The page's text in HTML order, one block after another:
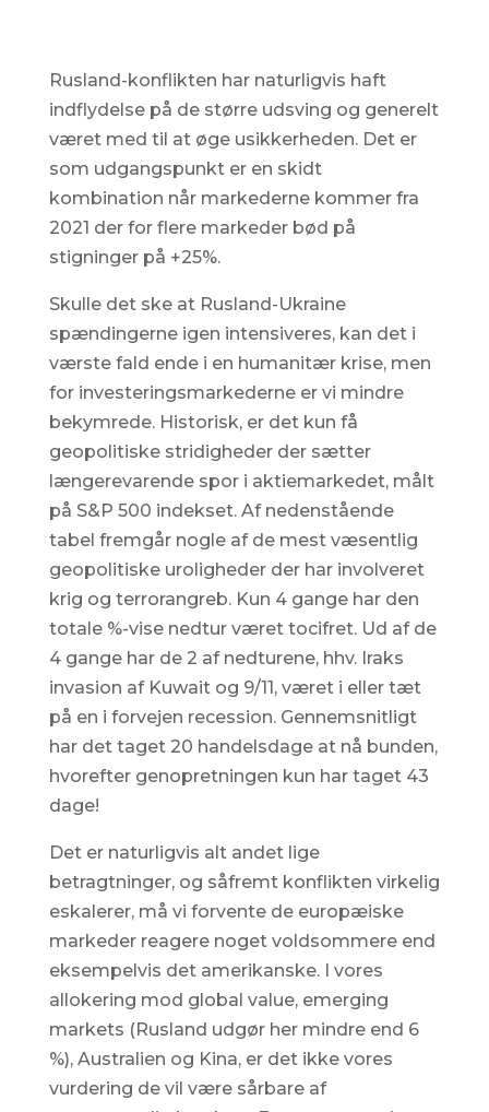
Rusland-konflikten har naturligvis haft
indflydelse på de større udsving og generelt
været med til at øge usikkerheden. Det er
som udgangspunkt er en skidt
kombination når markederne kommer fra
2021 der for flere markeder bød på
stigninger på +25%.
Skulle det ske at Rusland-Ukraine
spændingerne igen intensiveres, kan det i
værste fald ende i en humanitær krise, men
for investeringsmarkederne er vi mindre
bekymrede. Historisk, er det kun få
geopolitiske stridigheder der sætter
længerevarende spor i aktiemarkedet, målt
på S&P 500 indekset. Af nedenstående
tabel fremgår nogle af de mest væsentlig
geopolitiske uroligheder der har involveret
krig og terrorangreb. Kun 4 gange har den
totale %-vise nedtur været tocifret. Ud af de
4 gange har de 2 af nedturene, hhv. Iraks
invasion af Kuwait og 9/11, været i eller tæt
på en i forvejen recession. Gennemsnitligt
har det taget 20 handelsdage at nå bunden,
hvorefter genopretningen kun har taget 43
dage!
Det er naturligvis alt andet lige
betragtninger, og såfremt konflikten virkelig
eskalerer, må vi forvente de europæiske
markeder reagere noget voldsommere end
eksempelvis det amerikanske. I vores
allokering mod global value, emerging
markets (Rusland udgør her mindre end 6
%), Australien og Kina, er det ikke vores
vurdering de vil være sårbare af